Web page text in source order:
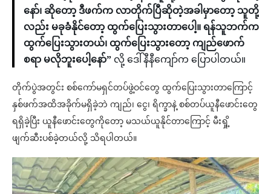
နော်၊ ဆိုတော့ ဒီဖက်က လာတိုက်ပြီဆိုတဲ့အခါမှာတော့ သူတို့
လည်း မခုခံနိုင်တော့ ထွက်ပြေးသွားတာပေါ့။ ရန်သူဘက်က
ထွက်ပြေးသွားတယ်၊ ထွက်ပြေးသွားတော့ ကျည်ဖောက်
စရာ မလိုဘူးပေါ့နော်” လို့ ဒေါ်နီနီကျော်က ပြောပါတယ်။
တိုက်ပွဲအတွင်း စစ်ကော်မရှင်တပ်ဖွဲ့ဝင်တွေ ထွက်ပြေးသွားတာကြောင့်
နှစ်ဖက်အထိအခိုက်မရှိခဲ့ဘဲ ကျည်၊ ငွေ၊ ရိက္ခာနဲ့ စစ်တပ်ယူနီဖောင်းတွေ
ရရှိခဲ့ပြီး ယူနီဖောင်းတွေကိုတော့ မသယ်ယူနိုင်တာကြောင့် မီးရှို့
ဖျက်ဆီးပစ်ခဲ့တယ်လို့ သိရပါတယ်။